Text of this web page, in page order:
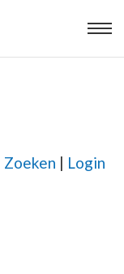
Zoeken | Login